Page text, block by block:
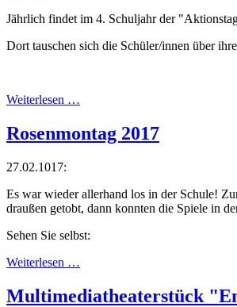
Jährlich findet im 4. Schuljahr der
Dort tauschen sich die Schüler/innen über
Weiterlesen …
Rosenmontag 2017
27.02.1017:
Es war wieder allerhand los in der Schule!
draußen getobt, dann konnten die Spiele in
Sehen Sie selbst:
Weiterlesen …
Multimediatheaterstück